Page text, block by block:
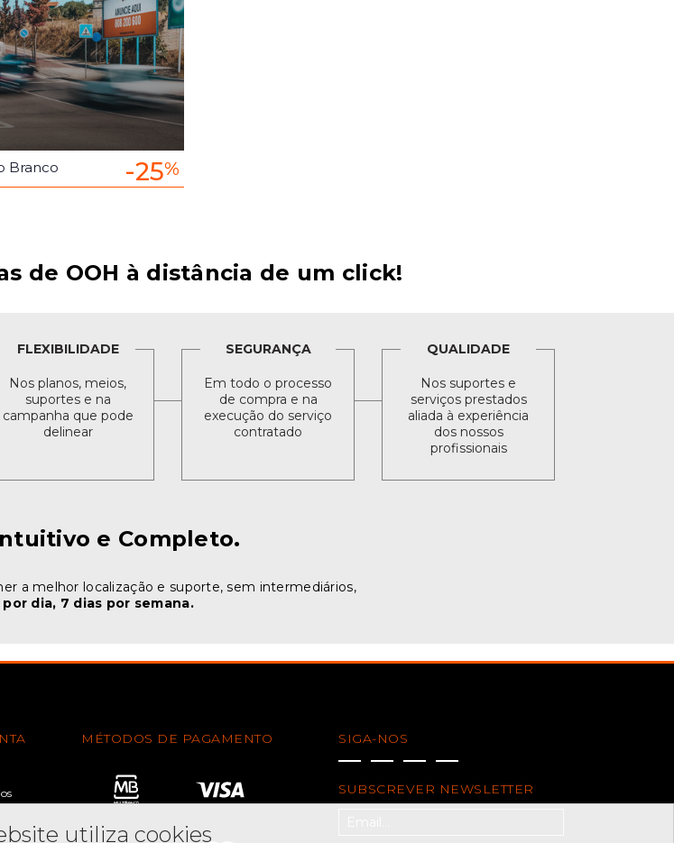
Branco -25%
de OOH à distância de um click!
FLEXIBILIDADE
Nos planos, meios,
suportes e na
campanha que pode
delinear
SEGURANÇA
Em todo o processo
de compra e na
execução do serviço
contratado
QUALIDADE
Nos suportes e
serviços prestados
aliada à experiência
dos nossos
profissionais
e Completo.
a melhor localização e suporte, sem intermediários,
dia, 7 dias por semana.
MÉTODOS DE PAGAMENTO SIGA-NOS
SUBSCREVER NEWSLETTER
utiliza cookies